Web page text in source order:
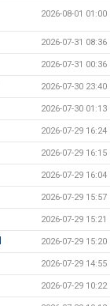
2026-08-01 01:00
2026-07-31 08:36
2026-07-31 00:36
2026-07-30 23:40
2026-07-30 01:13
2026-07-29 16:24
2026-07-29 16:15
2026-07-29 16:04
2026-07-29 15:57
2026-07-29 15:21
2026-07-29 15:20
2026-07-29 14:55
2026-07-29 10:22